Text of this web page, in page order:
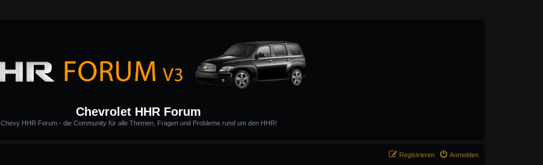
Chevrolet HHR Forum
Chevy HHR Forum - die Community für alle Themen, Fragen und Probleme rund um den HHR!
Anmelden
Registrieren